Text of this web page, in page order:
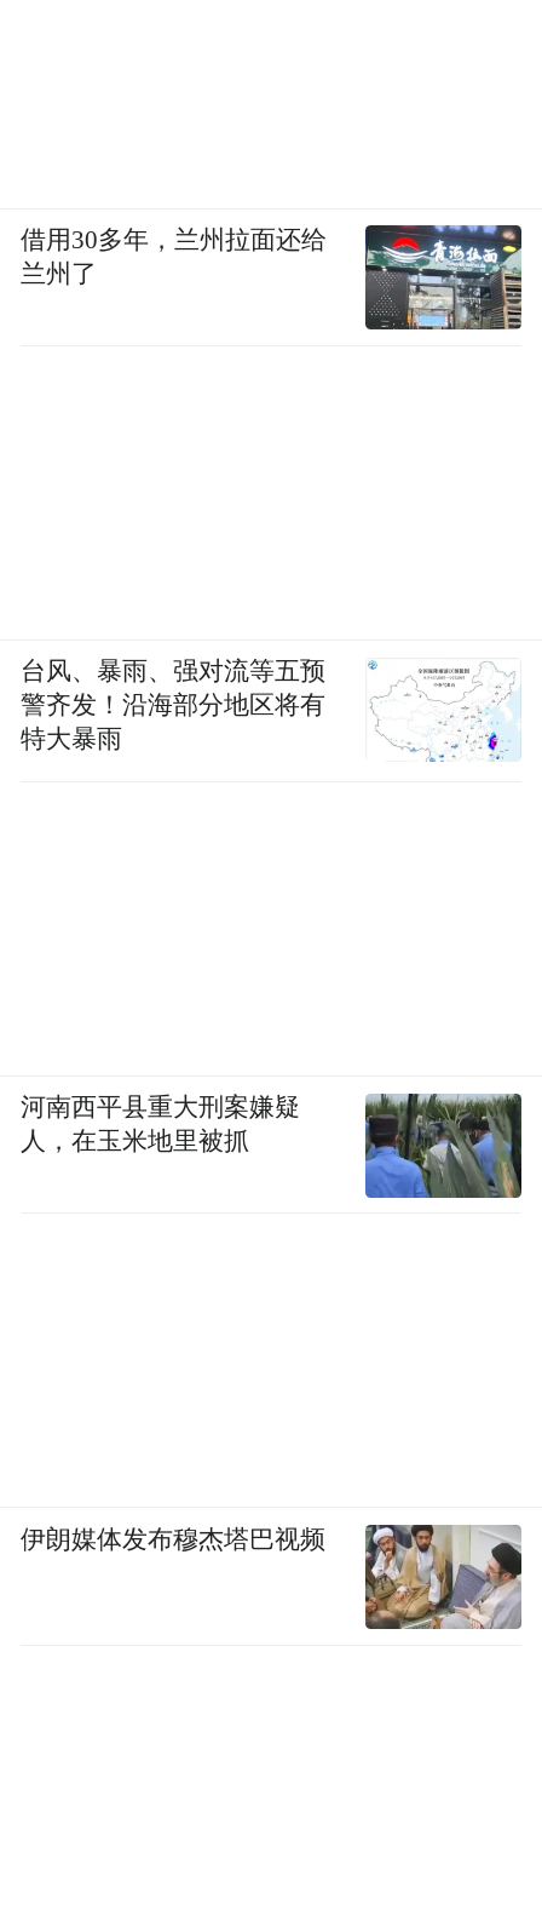
借用30多年，兰州拉面还给
兰州了
台风、暴雨、强对流等五预
警齐发！沿海部分地区将有
特大暴雨
河南西平县重大刑案嫌疑
人，在玉米地里被抓
伊朗媒体发布穆杰塔巴视频